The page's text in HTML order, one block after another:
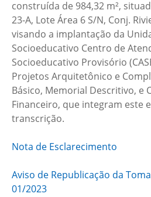
construída de 984,32 m²,
23-A, Lote Área 6 S/N, Conj.
visando a implantação da
Socioeducativo Centro de
Socioeducativo Provisório
Projetos Arquitetônico e
Básico, Memorial Descritivo, e
Financeiro, que integram este
transcrição.
Nota de Esclarecimento
Aviso de Republicação da
01/2023